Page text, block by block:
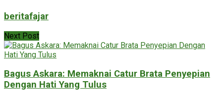
beritafajar
Next Post
Bagus Askara: Memaknai Catur Brata Penyepian
Dengan Hati Yang Tulus